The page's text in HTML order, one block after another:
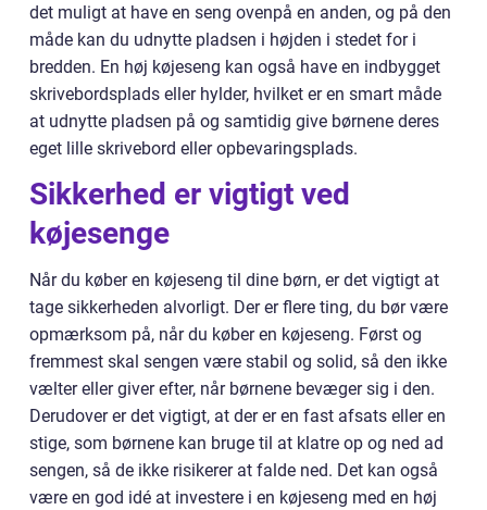
det muligt at have en seng ovenpå en anden, og på den
måde kan du udnytte pladsen i højden i stedet for i
bredden. En høj køjeseng kan også have en indbygget
skrivebordsplads eller hylder, hvilket er en smart måde
at udnytte pladsen på og samtidig give børnene deres
eget lille skrivebord eller opbevaringsplads.
Sikkerhed er vigtigt ved
køjesenge
Når du køber en køjeseng til dine børn, er det vigtigt at
tage sikkerheden alvorligt. Der er flere ting, du bør være
opmærksom på, når du køber en køjeseng. Først og
fremmest skal sengen være stabil og solid, så den ikke
vælter eller giver efter, når børnene bevæger sig i den.
Derudover er det vigtigt, at der er en fast afsats eller en
stige, som børnene kan bruge til at klatre op og ned ad
sengen, så de ikke risikerer at falde ned. Det kan også
være en god idé at investere i en køjeseng med en høj